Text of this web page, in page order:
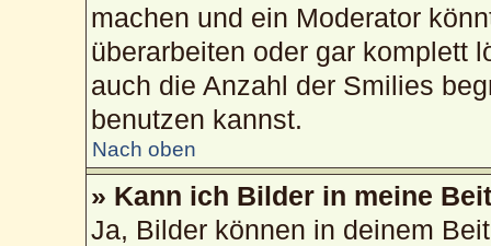
machen und ein Moderator
überarbeiten oder gar komplett
auch die Anzahl der Smilies
benutzen kannst.
Nach oben
» Kann ich Bilder in meine
Ja, Bilder können in deinem